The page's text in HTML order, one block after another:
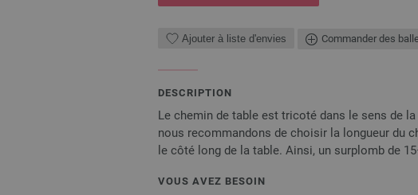
Ajouter à liste d'envies Commander des
DESCRIPTION
Le chemin de table est tricoté dans le sens de
nous recommandons de choisir la longueur du
le côté long de la table. Ainsi, un surplomb de
VOUS AVEZ BESOIN